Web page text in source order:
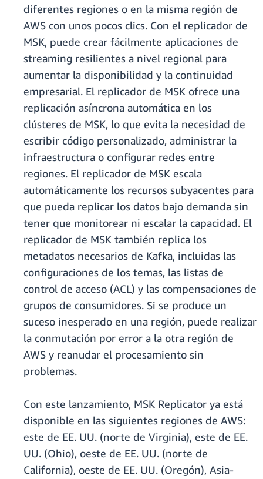
diferentes regiones o en la misma región de
AWS con unos pocos clics. Con el replicador de
MSK, puede crear fácilmente aplicaciones de
streaming resilientes a nivel regional para
aumentar la disponibilidad y la continuidad
empresarial. El replicador de MSK ofrece una
replicación asíncrona automática en los
clústeres de MSK, lo que evita la necesidad de
escribir código personalizado, administrar la
infraestructura o configurar redes entre
regiones. El replicador de MSK escala
automáticamente los recursos subyacentes para
que pueda replicar los datos bajo demanda sin
tener que monitorear ni escalar la capacidad. El
replicador de MSK también replica los
metadatos necesarios de Kafka, incluidas las
configuraciones de los temas, las listas de
control de acceso (ACL) y las compensaciones de
grupos de consumidores. Si se produce un
suceso inesperado en una región, puede realizar
la conmutación por error a la otra región de
AWS y reanudar el procesamiento sin
problemas.
Con este lanzamiento, MSK Replicator ya está
disponible en las siguientes regiones de AWS:
este de EE. UU. (norte de Virginia), este de EE.
UU. (Ohio), oeste de EE. UU. (norte de
California), oeste de EE. UU. (Oregón), Asia-